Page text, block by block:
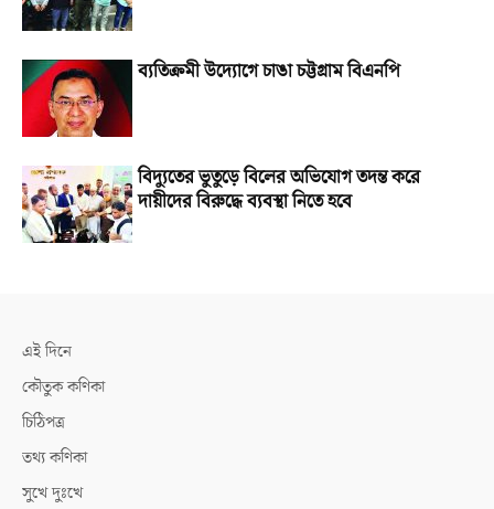
ব্যতিক্রমী উদ্যোগে চাঙা চট্টগ্রাম বিএনপি
বিদ্যুতের ভুতুড়ে বিলের অভিযোগ তদন্ত করে
দায়ীদের বিরুদ্ধে ব্যবস্থা নিতে হবে
এই দিনে
কৌতুক কণিকা
চিঠিপত্র
তথ্য কণিকা
সুখে দুঃখে